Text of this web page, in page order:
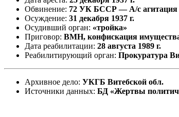
Обвинение: 72 УК БССР — А/с агитация
Осуждение: 31 декабря 1937 г.
Осудивший орган: «тройка»
Приговор: ВМН, конфискация
Дата реабилитации: 28 августа 1989 г.
Реабилитирующий орган: Прокуратура
Архивное дело: УКГБ Витебской обл.
Источники данных: БД «Жертвы